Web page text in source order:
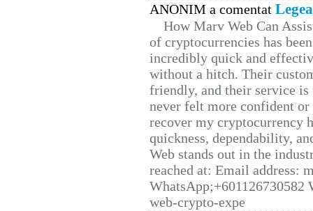
ANONIM a comentat
How Marv Web Can
of cryptocurrencies has
incredibly quick and
without a hitch. Their
friendly, and their service
never felt more confident
recover my cryptocurrency
quickness, dependability,
Web stands out in the
reached at: Email address:
web-crypto-expe